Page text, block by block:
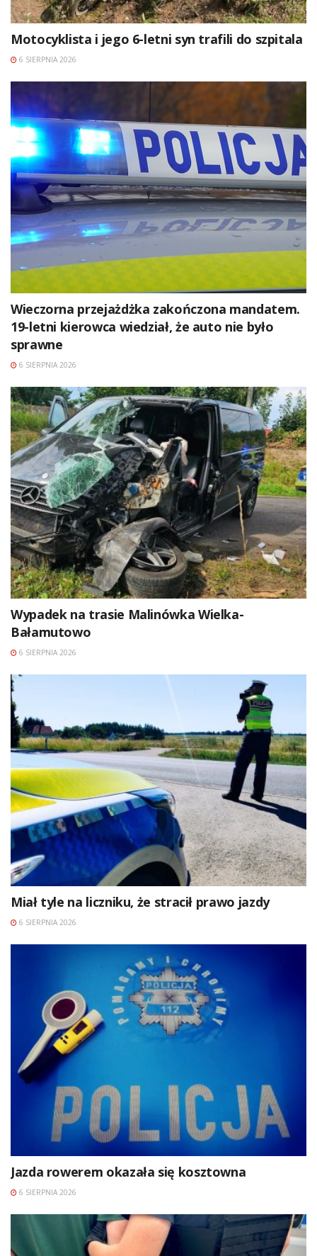
Motocyklista i jego 6-letni syn trafili do szpitala
6 SIERPNIA 2026
Wieczorna przejażdżka zakończona mandatem.
19-letni kierowca wiedział, że auto nie było
sprawne
6 SIERPNIA 2026
Wypadek na trasie Malinówka Wielka-
Bałamutowo
6 SIERPNIA 2026
Miał tyle na liczniku, że stracił prawo jazdy
6 SIERPNIA 2026
Jazda rowerem okazała się kosztowna
6 SIERPNIA 2026